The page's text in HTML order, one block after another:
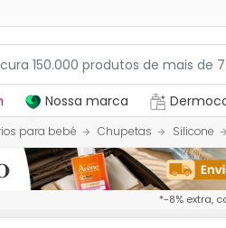
Nossa marca
para bebé Chupetas Silicone
*-8% extra,